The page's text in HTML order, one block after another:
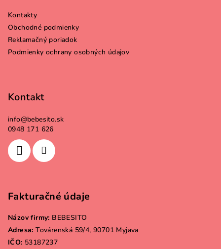
Kontakty
Obchodné podmienky
Reklamačný poriadok
Podmienky ochrany osobných údajov
Kontakt
info@bebesito.sk
0948 171 626
Fakturačné údaje
Názov firmy: BEBESITO
Adresa: Továrenská 59/4, 90701 Myjava
IČO: 53187237